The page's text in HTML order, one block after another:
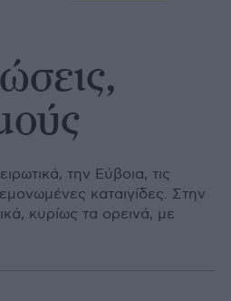
την Εύβοια, τις
καταιγίδες. Στην
κυρίως τα ορεινά, με